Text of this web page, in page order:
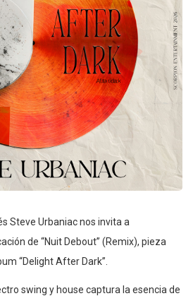
Steve Urbaniac nos invita a
de “Nuit Debout” (Remix), pieza
“Delight After Dark”.
swing y house captura la esencia de